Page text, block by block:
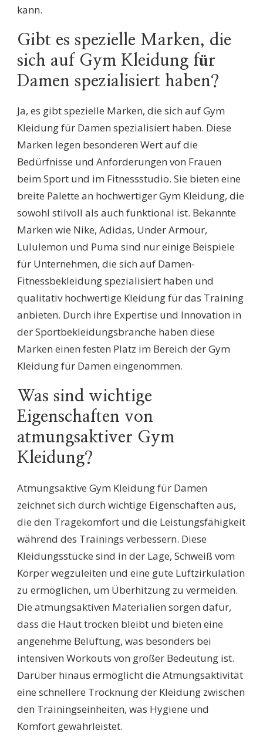
kann.
Gibt es spezielle Marken, die
sich auf Gym Kleidung für
Damen spezialisiert haben?
Ja, es gibt spezielle Marken, die sich auf Gym
Kleidung für Damen spezialisiert haben. Diese
Marken legen besonderen Wert auf die
Bedürfnisse und Anforderungen von Frauen
beim Sport und im Fitnessstudio. Sie bieten eine
breite Palette an hochwertiger Gym Kleidung, die
sowohl stilvoll als auch funktional ist. Bekannte
Marken wie Nike, Adidas, Under Armour,
Lululemon und Puma sind nur einige Beispiele
für Unternehmen, die sich auf Damen-
Fitnessbekleidung spezialisiert haben und
qualitativ hochwertige Kleidung für das Training
anbieten. Durch ihre Expertise und Innovation in
der Sportbekleidungsbranche haben diese
Marken einen festen Platz im Bereich der Gym
Kleidung für Damen eingenommen.
Was sind wichtige
Eigenschaften von
atmungsaktiver Gym
Kleidung?
Atmungsaktive Gym Kleidung für Damen
zeichnet sich durch wichtige Eigenschaften aus,
die den Tragekomfort und die Leistungsfähigkeit
während des Trainings verbessern. Diese
Kleidungsstücke sind in der Lage, Schweiß vom
Körper wegzuleiten und eine gute Luftzirkulation
zu ermöglichen, um Überhitzung zu vermeiden.
Die atmungsaktiven Materialien sorgen dafür,
dass die Haut trocken bleibt und bieten eine
angenehme Belüftung, was besonders bei
intensiven Workouts von großer Bedeutung ist.
Darüber hinaus ermöglicht die Atmungsaktivität
eine schnellere Trocknung der Kleidung zwischen
den Trainingseinheiten, was Hygiene und
Komfort gewährleistet.